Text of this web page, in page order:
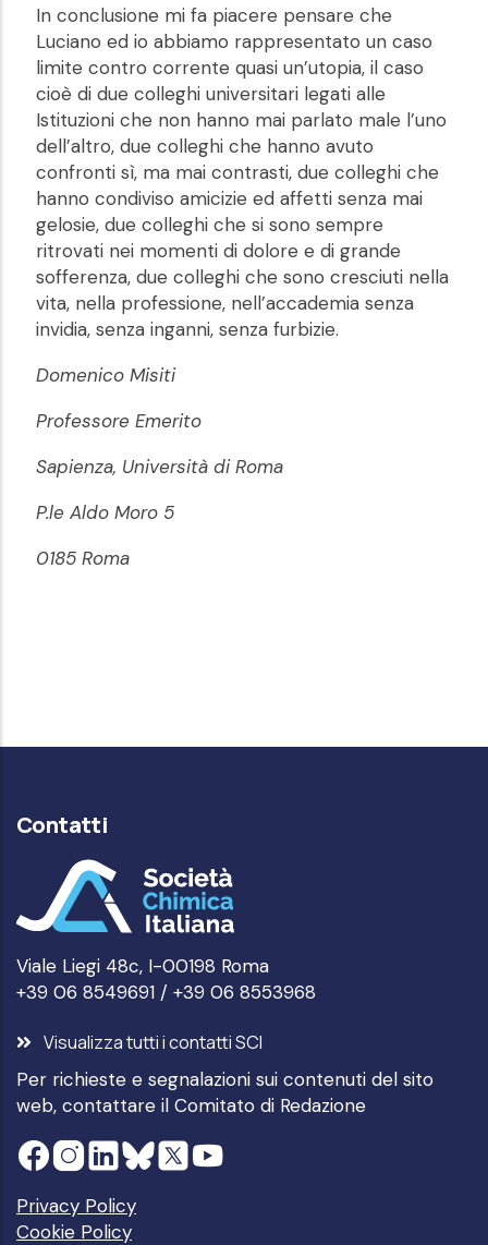
In conclusione mi fa piacere pensare che
Luciano ed io abbiamo rappresentato un caso
limite contro corrente quasi un’utopia, il caso
cioè di due colleghi universitari legati alle
Istituzioni che non hanno mai parlato male l’uno
dell’altro, due colleghi che hanno avuto
confronti sì, ma mai contrasti, due colleghi che
hanno condiviso amicizie ed affetti senza mai
gelosie, due colleghi che si sono sempre
ritrovati nei momenti di dolore e di grande
sofferenza, due colleghi che sono cresciuti nella
vita, nella professione, nell’accademia senza
invidia, senza inganni, senza furbizie.
Domenico Misiti
Professore Emerito
Sapienza, Università di Roma
P.le Aldo Moro 5
0185 Roma
Contatti
Viale Liegi 48c, I-00198 Roma
+39 06 8549691 / +39 06 8553968
Visualizza tutti i contatti SCI
Per richieste e segnalazioni sui contenuti del sito
web, contattare il Comitato di Redazione
Privacy Policy
Cookie Policy